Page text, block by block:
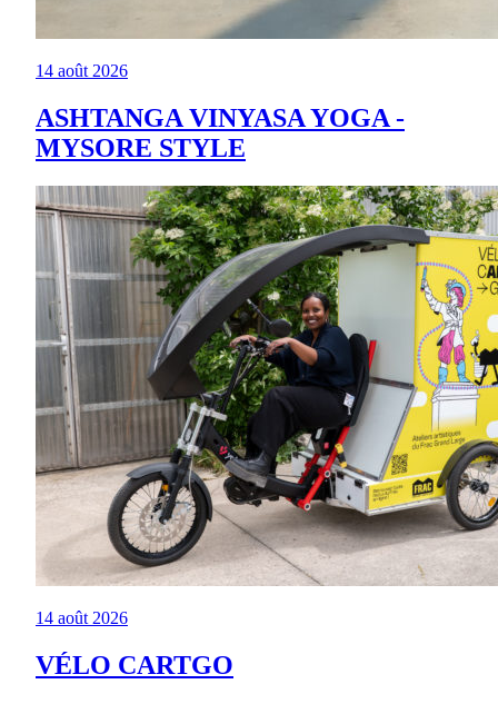
14 août 2026
ASHTANGA VINYASA YOGA -
MYSORE STYLE
14 août 2026
VÉLO CARTGO